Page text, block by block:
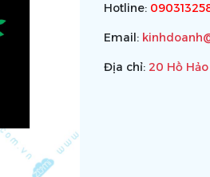
Hotline:
Email:
Địa chỉ: 20 Hồ